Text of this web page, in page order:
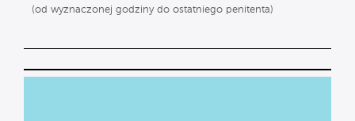
(od wyznaczonej godziny do ostatniego penitenta)